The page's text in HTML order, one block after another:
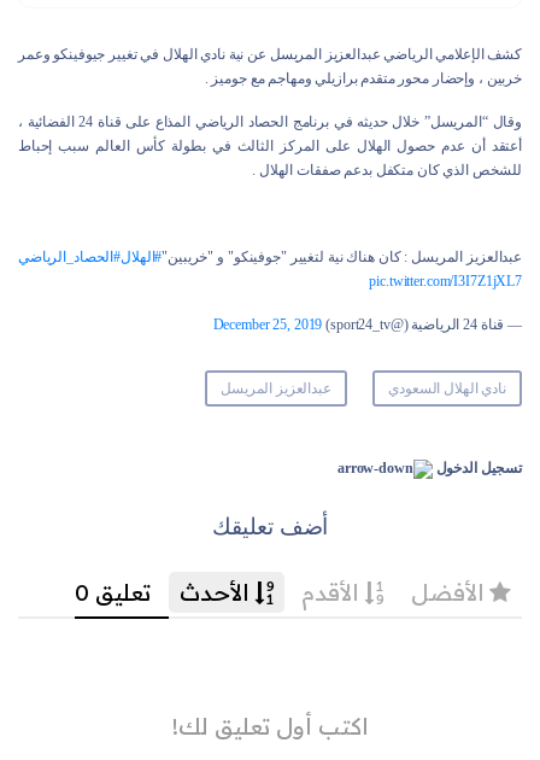
كشف الإعلامي الرياضي عبدالعزيز المريسل عن نية نادي الهلال في تغيير جيوفينكو وعمر
خربين ، وإحضار محور متقدم برازيلي ومهاجم مع جوميز .
وقال “المريسل” خلال حديثه في برنامج الحصاد الرياضي المذاع على قناة 24 الفضائية ،
أعتقد أن عدم حصول الهلال على المركز الثالث في بطولة كأس العالم سبب إحباط
للشخص الذي كان متكفل بدعم صفقات الهلال .
عبدالعزيز المريسل : كان هناك نية لتغيير "جوفينكو" و "خريبين"#الهلال#الحصاد_الرياضي
pic.twitter.com/I3I7Z1jXL7
— قناة 24 الرياضية (@sport24_tv) December 25, 2019
نادي الهلال السعودي عبدالعزيز المريسل
تسجيل الدخول
أضف تعليقك